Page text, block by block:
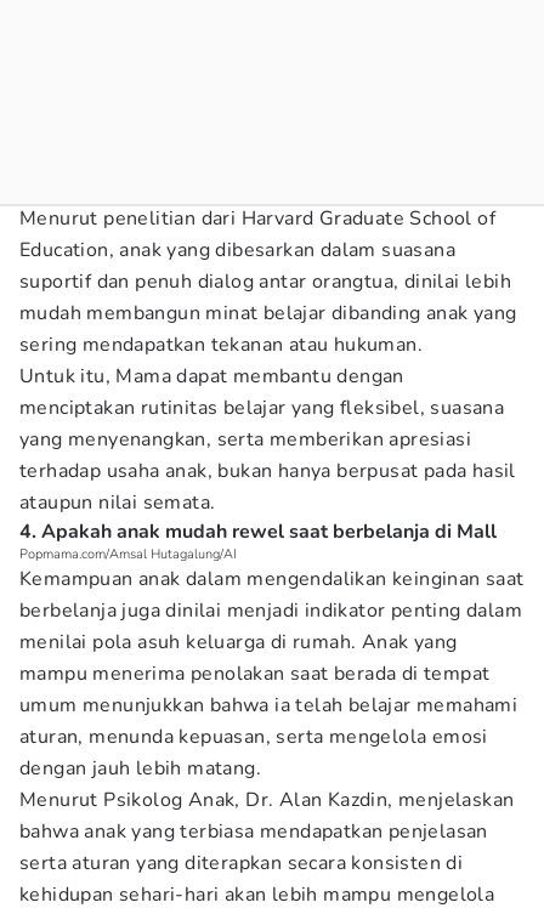
Menurut penelitian dari Harvard Graduate School of
Education, anak yang dibesarkan dalam suasana
suportif dan penuh dialog antar orangtua, dinilai lebih
mudah membangun minat belajar dibanding anak yang
sering mendapatkan tekanan atau hukuman.
Untuk itu, Mama dapat membantu dengan
menciptakan rutinitas belajar yang fleksibel, suasana
yang menyenangkan, serta memberikan apresiasi
terhadap usaha anak, bukan hanya berpusat pada hasil
ataupun nilai semata.
4. Apakah anak mudah rewel saat berbelanja di Mall
Popmama.com/Amsal Hutagalung/AI
Kemampuan anak dalam mengendalikan keinginan saat
berbelanja juga dinilai menjadi indikator penting dalam
menilai pola asuh keluarga di rumah. Anak yang
mampu menerima penolakan saat berada di tempat
umum menunjukkan bahwa ia telah belajar memahami
aturan, menunda kepuasan, serta mengelola emosi
dengan jauh lebih matang.
Menurut Psikolog Anak, Dr. Alan Kazdin, menjelaskan
bahwa anak yang terbiasa mendapatkan penjelasan
serta aturan yang diterapkan secara konsisten di
kehidupan sehari-hari akan lebih mampu mengelola